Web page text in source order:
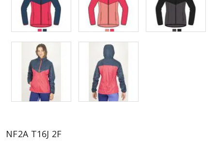
NF2A T16J 2F